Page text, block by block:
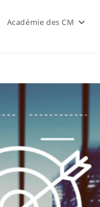
Académie des CM